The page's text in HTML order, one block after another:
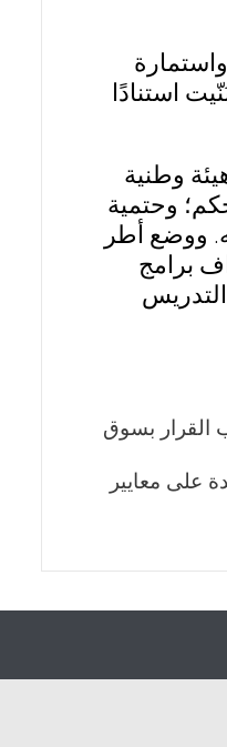
استنادًا
وطنية
وحتمية
ووضع أطر
برامج
القرار بسوق
على معايير